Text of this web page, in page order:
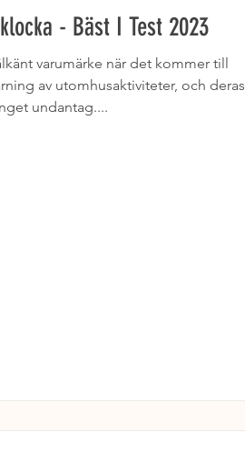
- Bäst I Test 2023
varumärke när det kommer till
av utomhusaktiviteter, och deras
undantag....